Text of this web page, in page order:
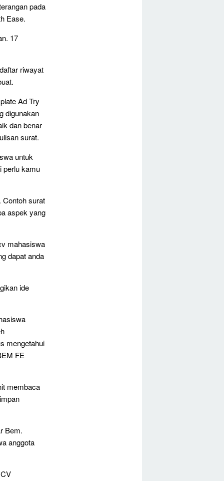
pada
Ease.
17
riwayat
Ad Try
digunakan
dan benar
surat.
untuk
perlu kamu
Contoh surat
aspek yang
mahasiswa
dapat anda
ide
mengetahui
FE
membaca
Bem.
anggota